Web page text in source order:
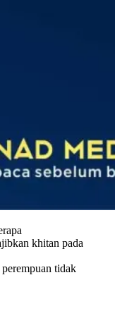
khitan pada
tidak